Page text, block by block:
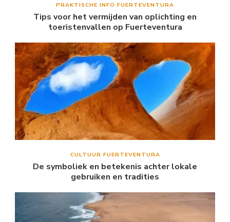
PRAKTISCHE INFO FUERTEVENTURA
Tips voor het vermijden van oplichting en
toeristenvallen op Fuerteventura
CULTUUR FUERTEVENTURA
De symboliek en betekenis achter lokale
gebruiken en tradities